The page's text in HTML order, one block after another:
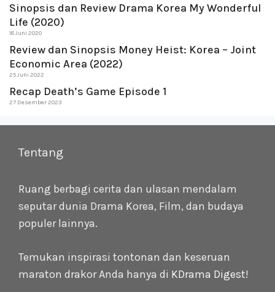
Sinopsis dan Review Drama Korea My Wonderful
Life (2020)
18 Juni 2020
Review dan Sinopsis Money Heist: Korea – Joint
Economic Area (2022)
25 Juni 2022
Recap Death’s Game Episode 1
27 Desember 2023
Tentang
Ruang berbagi cerita dan ulasan mendalam
seputar dunia Drama Korea, Film, dan budaya
populer lainnya.
Temukan inspirasi tontonan dan keseruan
maraton drakor Anda hanya di KDrama Digest!